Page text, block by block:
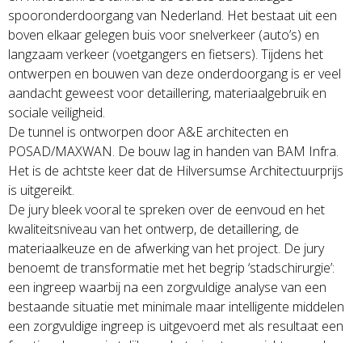
spooronderdoorgang van Nederland. Het bestaat uit een
boven elkaar gelegen buis voor snelverkeer (auto’s) en
langzaam verkeer (voetgangers en fietsers). Tijdens het
ontwerpen en bouwen van deze onderdoorgang is er veel
aandacht geweest voor detaillering, materiaalgebruik en
sociale veiligheid.
De tunnel is ontworpen door A&E architecten en
POSAD/MAXWAN. De bouw lag in handen van BAM Infra.
Het is de achtste keer dat de Hilversumse Architectuurprijs
is uitgereikt.
De jury bleek vooral te spreken over de eenvoud en het
kwaliteitsniveau van het ontwerp, de detaillering, de
materiaalkeuze en de afwerking van het project. De jury
benoemt de transformatie met het begrip ‘stadschirurgie’:
een ingreep waarbij na een zorgvuldige analyse van een
bestaande situatie met minimale maar intelligente middelen
een zorgvuldige ingreep is uitgevoerd met als resultaat een